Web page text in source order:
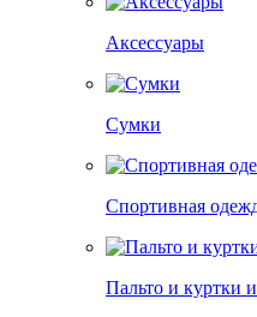
Аксессуары
Сумки
Спортивная
Пальто и куртки